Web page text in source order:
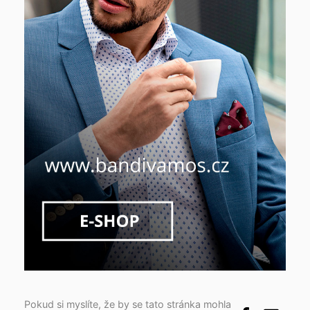
Pokud si myslíte, že by se tato stránka mohla